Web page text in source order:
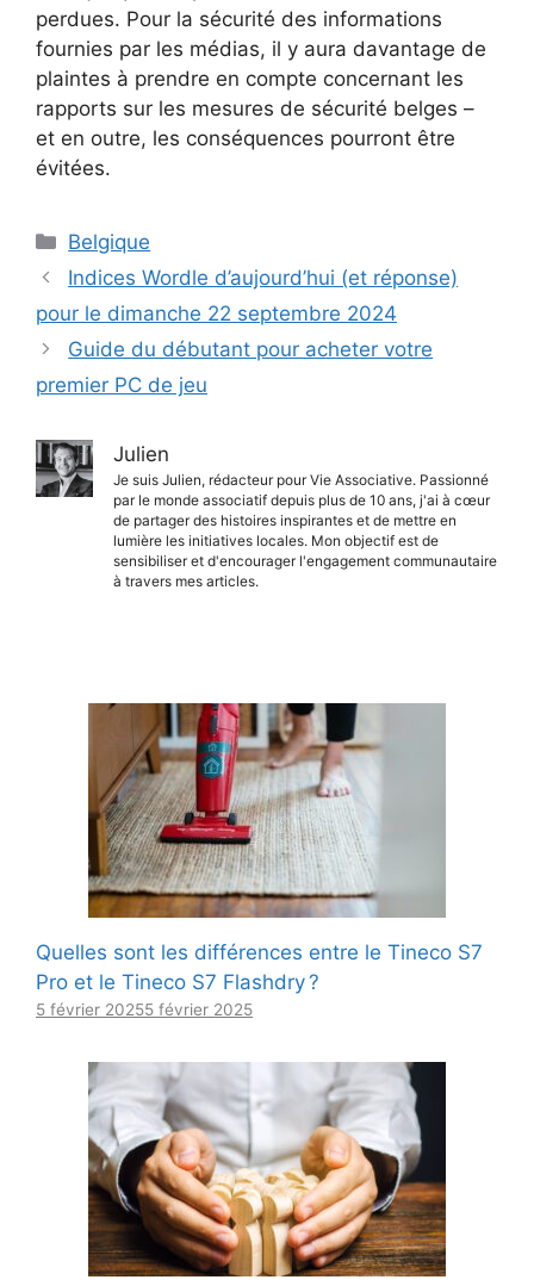
perdues. Pour la sécurité des informations
fournies par les médias, il y aura davantage de
plaintes à prendre en compte concernant les
rapports sur les mesures de sécurité belges –
et en outre, les conséquences pourront être
évitées.
Catégories
Belgique
Indices Wordle d’aujourd’hui (et réponse)
pour le dimanche 22 septembre 2024
Guide du débutant pour acheter votre
premier PC de jeu
Julien
Je suis Julien, rédacteur pour Vie Associative. Passionné
par le monde associatif depuis plus de 10 ans, j'ai à cœur
de partager des histoires inspirantes et de mettre en
lumière les initiatives locales. Mon objectif est de
sensibiliser et d'encourager l'engagement communautaire
à travers mes articles.
Quelles sont les différences entre le Tineco S7
Pro et le Tineco S7 Flashdry ?
5 février 20255 février 2025